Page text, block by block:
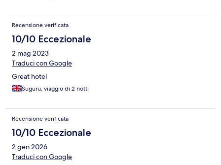
Recensione verificata
10/10 Eccezionale
2 mag 2023
Traduci con Google
Great hotel
Suguru, viaggio di 2 notti
Recensione verificata
10/10 Eccezionale
2 gen 2026
Traduci con Google